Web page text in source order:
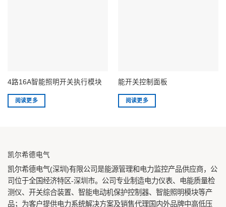
4路16A智能照明开关执行模块
阅读更多
能开关控制面板
阅读更多
凯尔希德电气
凯尔希德电气(深圳)有限公司 是能源管理和电力监控产品供应商，公
司位于全国经济特区-深圳市。公司专业制造电力仪表、电能质量检
测仪、开关综合装置、智能电动机保护控制器、智能照明模块等产
品；为客户提供电力系统解决方案及销售代理国内外品牌中高低压